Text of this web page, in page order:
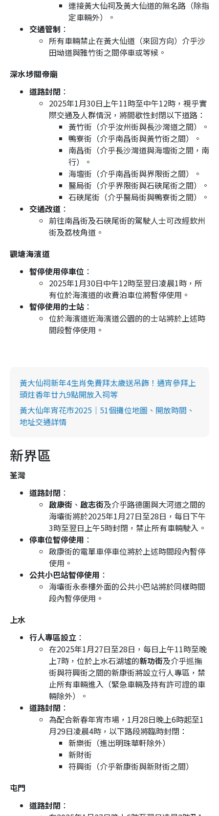
連接黃大仙祠及黃大仙道的無名路（除指
定車輛外）。
交通管制 ：
所有車輛禁止在黃大仙道（來回方向）介乎沙
田坳道與雅竹街之間停車或等候。
深水埗關帝廟
道路封閉 ：
2025年1月30日上午11時至中午12時，視乎實
際交通及人群情況，將間歇性封閉以下道路：
黃竹街（介乎汝州街與長沙灣道之間）。
鴨寮街（介乎南昌街與黃竹街之間）。
南昌街（介乎長沙灣道與海壇街之間，南
行）。
海壇街（介乎南昌街與界限街之間）。
醫局街（介乎界限街與石硤尾街之間）。
石硤尾街（介乎醫局街與鴨寮街之間）。
交通改道 ：
前往南昌街及石硤尾街的駕駛人士可改經欽州
街及荔枝角道。
觀塘海濱道
暫停使用停車位 ：
2025年1月30日中午12時至翌日凌晨1時，所
有位於海濱道的收費泊車位將暫停使用。
暫停使用的士站 ：
位於海濱道近海濱道公園的的士站將於上述時
間段暫停使用。
黃大仙祠新年4生肖免費拜太歲送吊飾！通宵參拜上
頭炷香年廿九9點開放入祠等
黃大仙年宵花市2025｜51個攤位地圖、開放時間、
地址交通詳情
新界區
荃灣
道路封閉 ：
啟康街 、 啟志街及介乎路德圍與大河道之間的
海壩街將於2025年1月27日至28日，每日下午
3時至翌日上午5時封閉，禁止所有車輛駛入。
停車位暫停使用 ：
啟康街的電單車停車位將於上述時間段內暫停
使用。
公共小巴站暫停使用 ：
海壩街永泰樓外面的公共小巴站將於同樣時間
段內暫停使用。
上水
行人專區設立 ：
在2025年1月27日至28日，每日上午11時至晚
上7時，位於上水石湖墟的新功街及介乎巡撫
街與符興街之間的新康街將設立行人專區，禁
止所有車輛進入（緊急車輛及持有許可證的車
輛除外）。
道路封閉 ：
為配合新春年宵市場，1月28日晚上6時起至1
月29日凌晨4時，以下路段將臨時封閉：
新樂街（進出明珠華軒除外）
新財街
符興街（介乎新康街與新財街之間）
屯門
道路封閉 ：